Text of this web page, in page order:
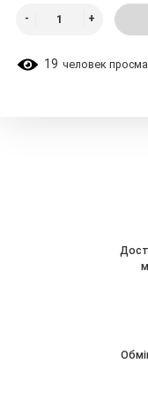
19 человек